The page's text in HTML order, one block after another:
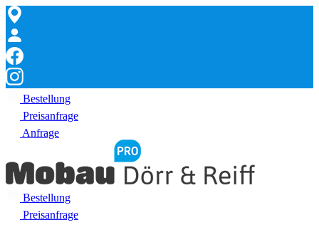
Bestellung
Preisanfrage
Anfrage
Bestellung
Preisanfrage